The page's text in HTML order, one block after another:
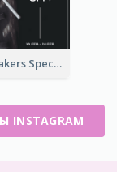
Black Sneakers Special Sale Instagram Post